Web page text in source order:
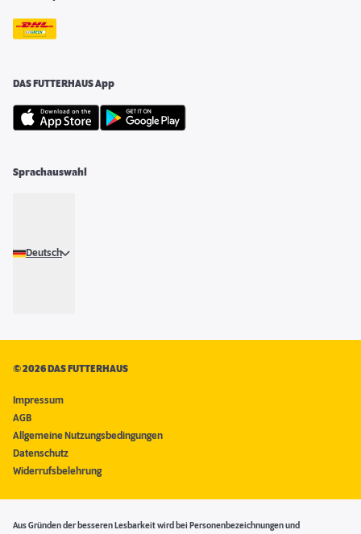
DAS FUTTERHAUS App
Sprachauswahl
Deutsch
©2026 DAS FUTTERHAUS
Impressum
AGB
Allgemeine Nutzungsbedingungen
Datenschutz
Widerrufsbelehrung
Aus Gründen der besseren Lesbarkeit wird bei Personenbezeichnungen und